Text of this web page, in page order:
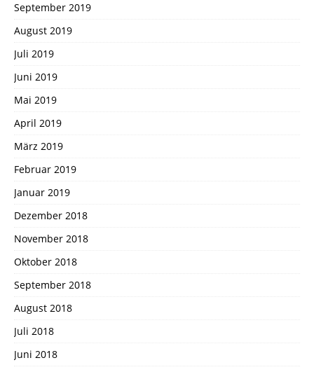
September 2019
August 2019
Juli 2019
Juni 2019
Mai 2019
April 2019
März 2019
Februar 2019
Januar 2019
Dezember 2018
November 2018
Oktober 2018
September 2018
August 2018
Juli 2018
Juni 2018